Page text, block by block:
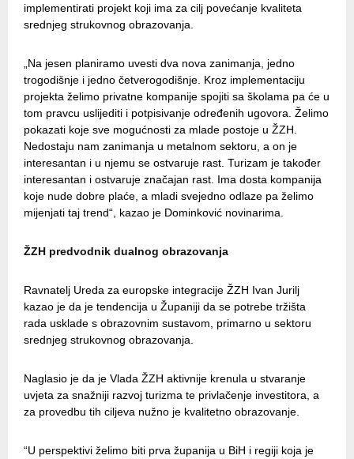
implementirati projekt koji ima za cilj povećanje kvaliteta
srednjeg strukovnog obrazovanja.
„Na jesen planiramo uvesti dva nova zanimanja, jedno
trogodišnje i jedno četverogodišnje. Kroz implementaciju
projekta želimo privatne kompanije spojiti sa školama pa će u
tom pravcu uslijediti i potpisivanje određenih ugovora. Želimo
pokazati koje sve mogućnosti za mlade postoje u ŽZH.
Nedostaju nam zanimanja u metalnom sektoru, a on je
interesantan i u njemu se ostvaruje rast. Turizam je također
interesantan i ostvaruje značajan rast. Ima dosta kompanija
koje nude dobre plaće, a mladi svejedno odlaze pa želimo
mijenjati taj trend“, kazao je Dominković novinarima.
ŽZH predvodnik dualnog obrazovanja
Ravnatelj Ureda za europske integracije ŽZH Ivan Jurilj
kazao je da je tendencija u Županiji da se potrebe tržišta
rada usklade s obrazovnim sustavom, primarno u sektoru
srednjeg strukovnog obrazovanja.
Naglasio je da je Vlada ŽZH aktivnije krenula u stvaranje
uvjeta za snažniji razvoj turizma te privlačenje investitora, a
za provedbu tih ciljeva nužno je kvalitetno obrazovanje.
“U perspektivi želimo biti prva županija u BiH i regiji koja je